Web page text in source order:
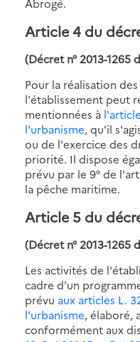
Article 4 du
(Décret n° 2013-1265
Pour la réalisation
l'établissement peut
mentionnées à
l'urbanisme, qu'il
ou de l'exercice des
priorité. Il dispose
prévu par le 9° de
la pêche maritime.
Article 5 du
(Décret n° 2013-1265
Les activités de
cadre d'un
prévu aux articles L.
l'urbanisme, élaboré,
conformément aux